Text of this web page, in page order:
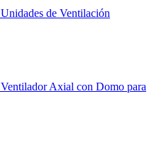
Unidades de Ventilación
Ventilador Axial con Domo para